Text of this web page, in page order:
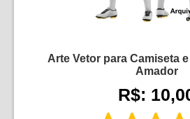
Arte Vetor para Camiseta
Amador
R$: